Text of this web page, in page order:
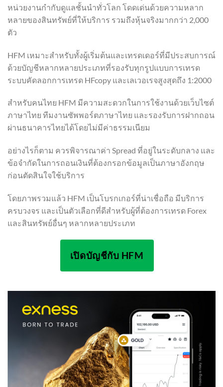
หน่วยงานกำกับดูแลชั้นนำทั่วโลก โดดเด่นด้วยความหลาก
หลายของสินทรัพย์ที่ให้บริการ รวมถึงหุ้นจริงมากกว่า 2,000
ตัว
HFM เหมาะสำหรับทั้งผู้เริ่มต้นและเทรดเดอร์ที่มีประสบการณ์
ด้วยบัญชีหลากหลายประเภทที่รองรับทุกรูปแบบการเทรด
ระบบคัดลอกการเทรด HFcopy และเลเวอเรจสูงสุดถึง 1:2000
สำหรับคนไทย HFM มีความสะดวกในการใช้งานด้วยเว็บไซต์
ภาษาไทย ทีมงานซัพพอร์ตภาษาไทย และรองรับการฝากถอน
ผ่านธนาคารไทยได้โดยไม่มีค่าธรรมเนียม
อย่างไรก็ตาม ควรพิจารณาค่า Spread ที่อยู่ในระดับกลาง และ
ข้อจำกัดในการถอนเงินที่ต้องกรอกข้อมูลเป็นภาษาอังกฤษ
ก่อนตัดสินใจใช้บริการ
โดยภาพรวมแล้ว HFM เป็นโบรกเกอร์ที่น่าเชื่อถือ มีบริการ
ครบวงจร และเป็นตัวเลือกที่ดีสำหรับผู้ที่ต้องการเทรด Forex
และสินทรัพย์อื่นๆ หลากหลายประเภท
เปิดบัญชีกับ HFM